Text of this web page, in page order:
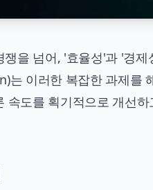
을 넘어, '효율성'과 '경
이러한 복잡한 과제를
속도를 획기적으로 개선